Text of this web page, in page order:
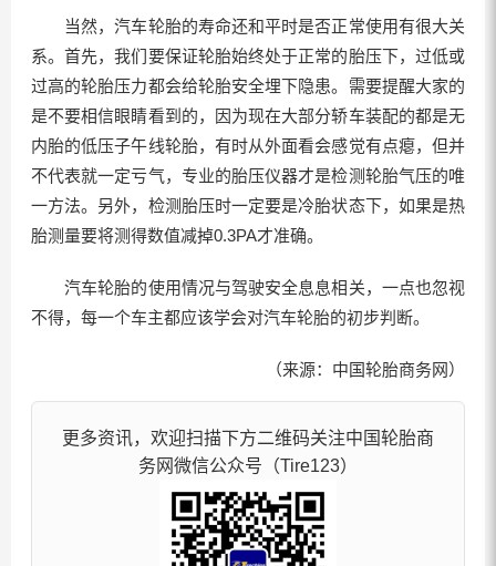
当然，汽车轮胎的寿命还和平时是否正常使用有很大关
系。首先，我们要保证轮胎始终处于正常的胎压下，过低或
过高的轮胎压力都会给轮胎安全埋下隐患。需要提醒大家的
是不要相信眼睛看到的，因为现在大部分轿车装配的都是无
内胎的低压子午线轮胎，有时从外面看会感觉有点瘪，但并
不代表就一定亏气，专业的胎压仪器才是检测轮胎气压的唯
一方法。另外，检测胎压时一定要是冷胎状态下，如果是热
胎测量要将测得数值减掉0.3PA才准确。
汽车轮胎的使用情况与驾驶安全息息相关，一点也忽视
不得，每一个车主都应该学会对汽车轮胎的初步判断。
（来源：中国轮胎商务网）
更多资讯，欢迎扫描下方二维码关注中国轮胎商
务网微信公众号（Tire123）